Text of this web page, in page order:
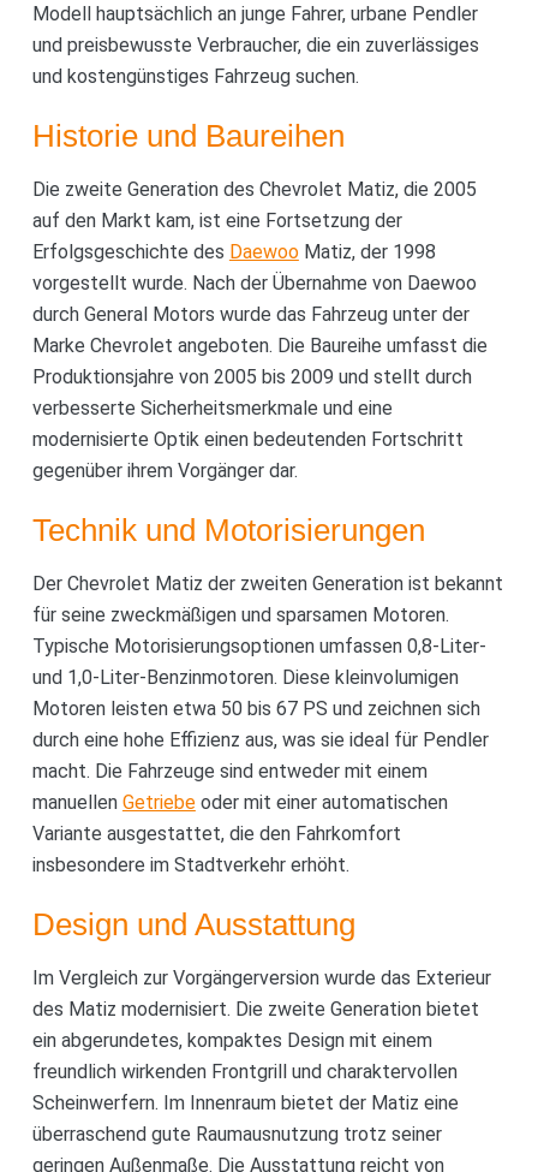
Modell hauptsächlich an junge Fahrer, urbane Pendler
und preisbewusste Verbraucher, die ein zuverlässiges
und kostengünstiges Fahrzeug suchen.
Historie und Baureihen
Die zweite Generation des Chevrolet Matiz, die 2005
auf den Markt kam, ist eine Fortsetzung der
Erfolgsgeschichte des DaewooMatiz, der 1998
vorgestellt wurde. Nach der Übernahme von Daewoo
durch General Motors wurde das Fahrzeug unter der
Marke Chevrolet angeboten. Die Baureihe umfasst die
Produktionsjahre von 2005 bis 2009 und stellt durch
verbesserte Sicherheitsmerkmale und eine
modernisierte Optik einen bedeutenden Fortschritt
gegenüber ihrem Vorgänger dar.
Technik und Motorisierungen
Der Chevrolet Matiz der zweiten Generation ist bekannt
für seine zweckmäßigen und sparsamen Motoren.
Typische Motorisierungsoptionen umfassen 0,8-Liter-
und 1,0-Liter-Benzinmotoren. Diese kleinvolumigen
Motoren leisten etwa 50 bis 67 PS und zeichnen sich
durch eine hohe Effizienz aus, was sie ideal für Pendler
macht. Die Fahrzeuge sind entweder mit einem
manuellen Getriebeoder mit einer automatischen
Variante ausgestattet, die den Fahrkomfort
insbesondere im Stadtverkehr erhöht.
Design und Ausstattung
Im Vergleich zur Vorgängerversion wurde das Exterieur
des Matiz modernisiert. Die zweite Generation bietet
ein abgerundetes, kompaktes Design mit einem
freundlich wirkenden Frontgrill und charaktervollen
Scheinwerfern. Im Innenraum bietet der Matiz eine
überraschend gute Raumausnutzung trotz seiner
geringen Außenmaße. Die Ausstattung reicht von